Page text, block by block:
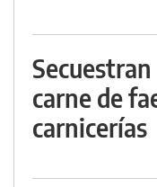
carne de
carnicerías